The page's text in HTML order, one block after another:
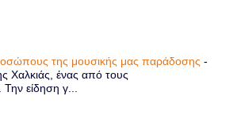
της μουσικής μας παράδοσης-
Χαλκιάς, ένας από τους
είδηση γ...